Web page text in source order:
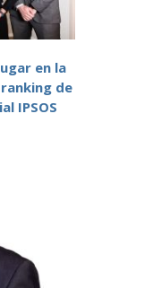
en la
de
IPSOS